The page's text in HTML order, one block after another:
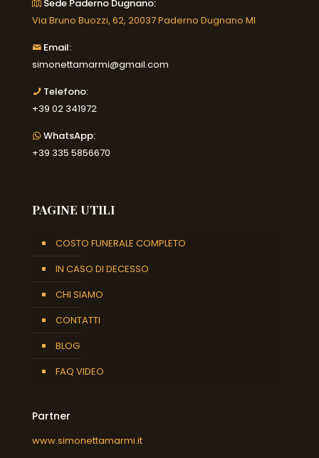
Sede Paderno Dugnano:
Via Bruno Buozzi, 62, 20037 Paderno Dugnano MI
Email:
simonettamarmi@gmail.com
Telefono:
+39 02 341972
WhatsApp:
+39 335 5856670
PAGINE UTILI
COSTO FUNERALE COMPLETO
IN CASO DI DECESSO
CHI SIAMO
CONTATTI
BLOG
FAQ VIDEO
Partner
www.simonettamarmi.it